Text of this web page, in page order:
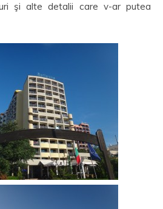
şi alte detalii care v-ar putea